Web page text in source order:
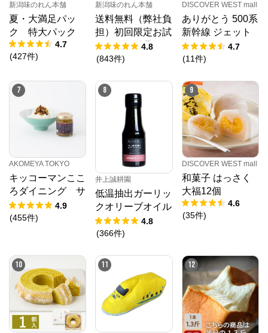
新潟味のれん本舗
夏・大満足パッ
ク 特大パック
4.7
(427件)
新潟味のれん本舗
送料無料（弊社負
担）初回限定お試
しセット 袋
4.8
(843件)
DISCOVER WEST mall
ありがとう 500系
新幹線 ジェット
ストリーム４＆１
4.7
(11件)
7
AKOMEYA TOKYO
キッコーマンここ
ろダイニング サ
クサクしょうゆア
ーモンド ペッパ
4.9
(455件)
8
井上誠耕園
低温抽出ガーリッ
クオリーブオイル
64g
4.8
(366件)
9
DISCOVER WEST mall
和菓子 はっさく
大福12個
4.6
(35件)
10 11 12